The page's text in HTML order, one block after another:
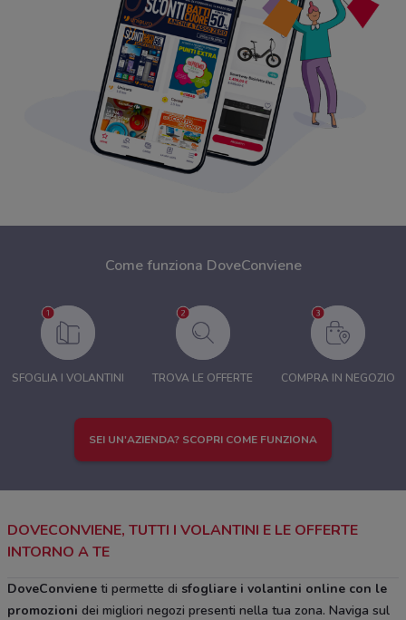
Come funziona DoveConviene
SFOGLIA I VOLANTINI TROVA LE OFFERTE COMPRA IN NEGOZIO
SEI UN'AZIENDA? SCOPRI COME FUNZIONA
DOVECONVIENE, TUTTI I VOLANTINI E LE OFFERTE
INTORNO A TE
DoveConviene ti permette di sfogliare i volantini online con le
promozioni dei migliori negozi presenti nella tua zona. Naviga sul